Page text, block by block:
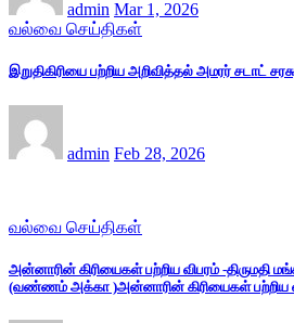
admin Mar 1, 2026
வல்வை செய்திகள்
இறுதிகிரியை பற்றிய அறிவித்தல் அமரர் சடாட்
admin Feb 28, 2026
வல்வை செய்திகள்
அன்னாரின் கிரியைகள் பற்றிய விபரம் -திருமதி
(வண்ணம் அக்கா )அன்னாரின் கிரியைகள் பற்றிய